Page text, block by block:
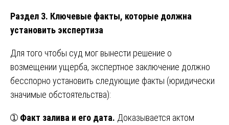
Раздел 3. Ключевые факты, которые должна
установить экспертиза
Для того чтобы суд мог вынести решение о
возмещении ущерба, экспертное заключение должно
бесспорно установить следующие факты (юридически
значимые обстоятельства):
➀ Факт залива и его дата. Доказывается актом